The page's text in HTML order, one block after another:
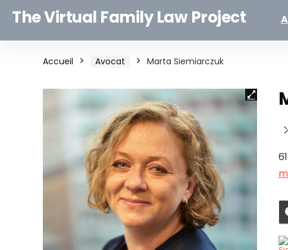
The Virtual Family Law Project
Accueil Avocat Marta Siemiarczuk